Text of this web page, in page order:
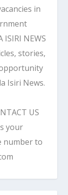
in
NEWS
stories,
Isiri News.
US
your
number to